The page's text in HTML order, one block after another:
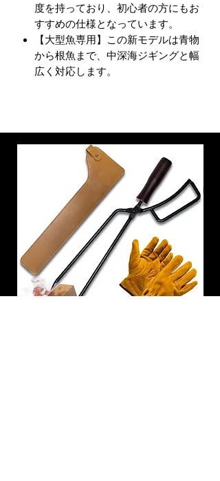
度を持っており、初心者の方にもお
すすめの仕様となっています。
【大型魚専用】この新モデルは青物
から根魚まで、中深海ジギングと幅
広く対応します。